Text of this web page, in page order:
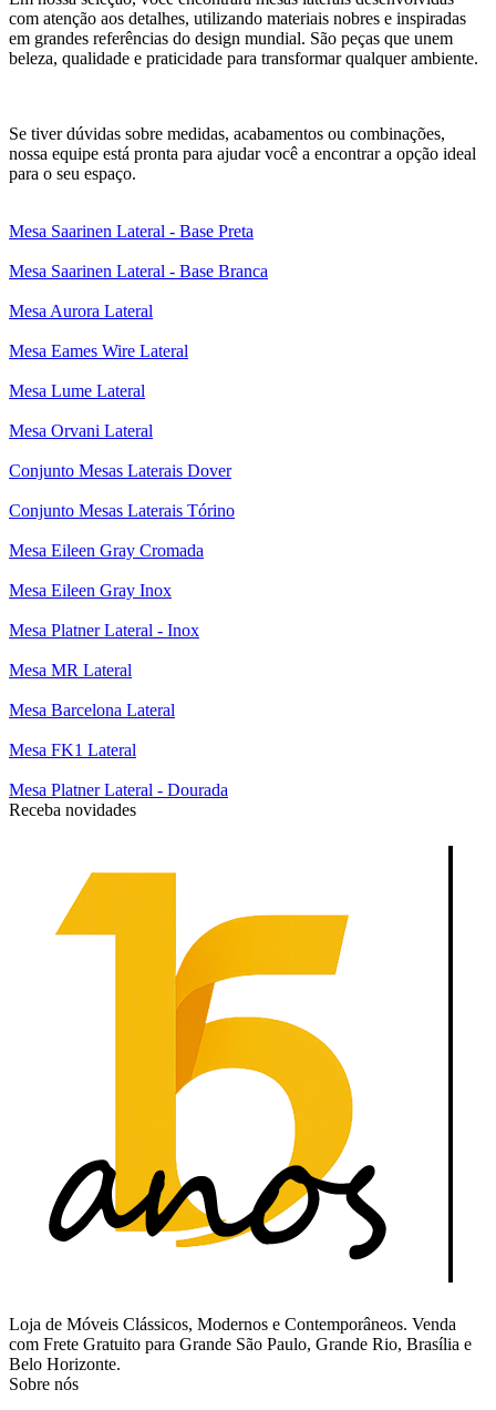
com atenção aos detalhes, utilizando materiais nobres e inspiradas
em grandes referências do design mundial. São peças que unem
beleza, qualidade e praticidade para transformar qualquer ambiente.
Se tiver dúvidas sobre medidas, acabamentos ou combinações,
nossa equipe está pronta para ajudar você a encontrar a opção ideal
para o seu espaço.
Mesa Saarinen Lateral - Base Preta
Mesa Saarinen Lateral - Base Branca
Mesa Aurora Lateral
Mesa Eames Wire Lateral
Mesa Lume Lateral
Mesa Orvani Lateral
Conjunto Mesas Laterais Dover
Conjunto Mesas Laterais Tórino
Mesa Eileen Gray Cromada
Mesa Eileen Gray Inox
Mesa Platner Lateral - Inox
Mesa MR Lateral
Mesa Barcelona Lateral
Mesa FK1 Lateral
Mesa Platner Lateral - Dourada
Receba novidades
Loja de Móveis Clássicos, Modernos e Contemporâneos. Venda
com Frete Gratuito para Grande São Paulo, Grande Rio, Brasília e
Belo Horizonte.
Sobre nós